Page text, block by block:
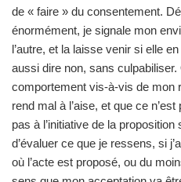
de « faire » du consentement.
énormément, je signale mon
l’autre, et la laisse venir si elle
aussi dire non, sans culpabiliser.
comportement vis-à-vis de mon
rend mal à l’aise, et que ce
pas à l’initiative de la
d’évaluer ce que je ressens, si
où l’acte est proposé, ou du